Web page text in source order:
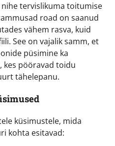
tervislikuma toitumise
road on saanud
vähem rasva, kuid
See on vajalik samm, et
püsimine ka
kes pööravad toidu
tähelepanu.
küsimustele, mida
kohta esitavad: